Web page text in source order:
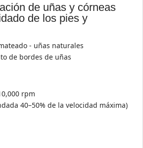
de uñas y córneas
de los pies y
- uñas naturales
de bordes de uñas
rpm
40–50% de la velocidad máxima)